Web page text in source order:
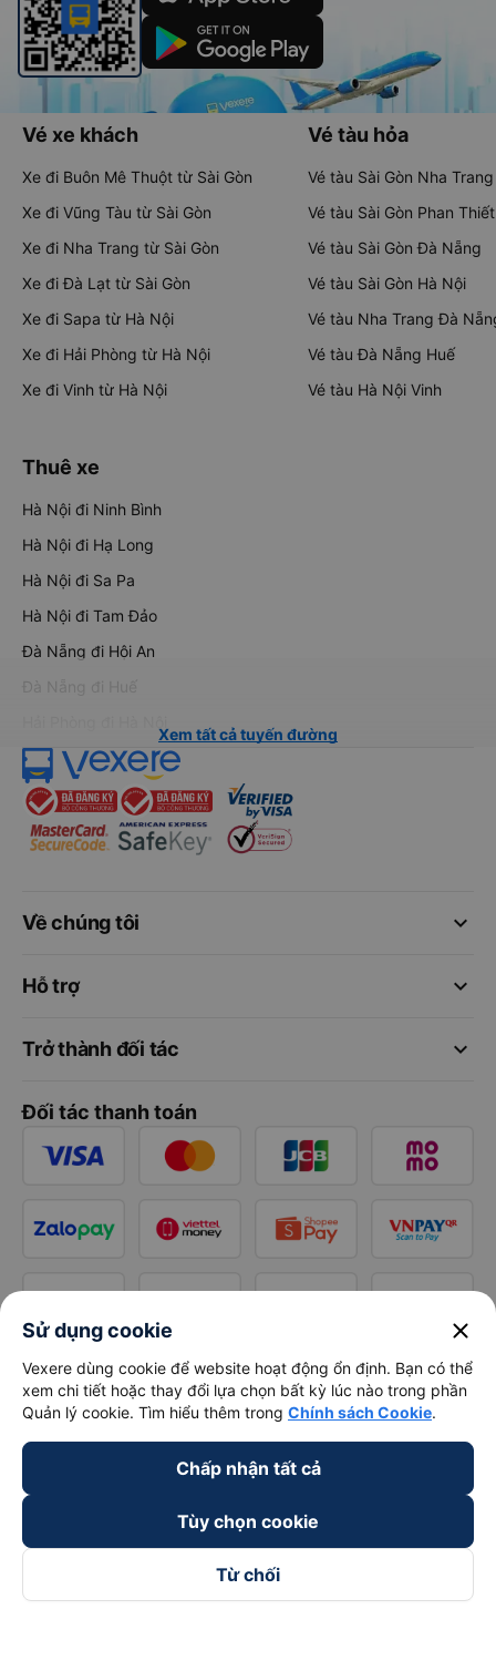
Vé xe khách
Xe đi Buôn Mê Thuột từ Sài Gòn
Xe đi Vũng Tàu từ Sài Gòn
Xe đi Nha Trang từ Sài Gòn
Xe đi Đà Lạt từ Sài Gòn
Xe đi Sapa từ Hà Nội
Xe đi Hải Phòng từ Hà Nội
Xe đi Vinh từ Hà Nội
Vé tàu hỏa
Vé tàu Sài Gòn Nha Trang
Vé tàu Sài Gòn Phan Thiết
Vé tàu Sài Gòn Đà Nẵng
Vé tàu Sài Gòn Hà Nội
Vé tàu Nha Trang Đà
Vé tàu Đà Nẵng Huế
Vé tàu Hà Nội Vinh
Thuê xe
Hà Nội đi Ninh Bình
Hà Nội đi Hạ Long
Hà Nội đi Sa Pa
Hà Nội đi Tam Đảo
Đà Nẵng đi Hội An
Đà Nẵng đi Huế
Xem tất cả tuyến đường
keyboard_arrow_down
Về chúng tôi
keyboard_arrow_down
Hỗ trợ
keyboard_arrow_down
Trở thành đối tác
Đối tác thanh toán
Sử dụng cookie close
Vexere dùng cookie để website hoạt động ổn định. Bạn có thể
xem chi tiết hoặc thay đổi lựa chọn bất kỳ lúc nào trong phần
Quản lý cookie. Tìm hiểu thêm trong Chính sách Cookie.
Chấp nhận tất cả
Tùy chọn cookie
Từ chối